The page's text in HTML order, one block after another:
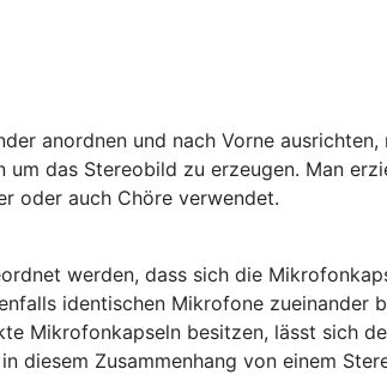
anordnen und nach Vorne ausrichten,
das Stereobild zu erzeugen. Man
oder auch Chöre verwendet.
werden, dass sich die
identischen Mikrofone zueinander
Mikrofonkapseln besitzen, lässt sich
diesem Zusammenhang von einem